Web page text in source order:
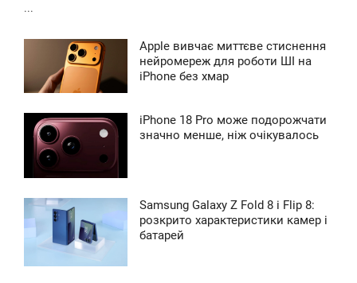
...
Apple вивчає миттєве стиснення
нейромереж для роботи ШІ на
iPhone без хмар
iPhone 18 Pro може подорожчати
значно менше, ніж очікувалось
Samsung Galaxy Z Fold 8 і Flip 8:
розкрито характеристики камер і
батарей